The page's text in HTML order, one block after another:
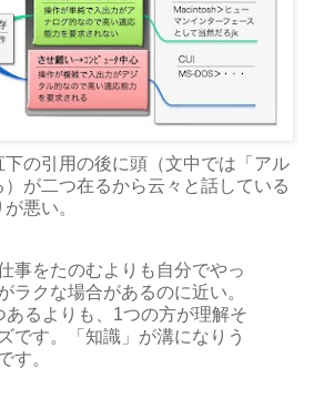
の引用の後に頭（文中では「アル
が二つ在るから云々と話している
悪い。
事をたのむよりも自分でやっ
ラクな場合があるのに近い。
あるよりも、1つの方が理解そ
です。「知識」が溝になりう
す。